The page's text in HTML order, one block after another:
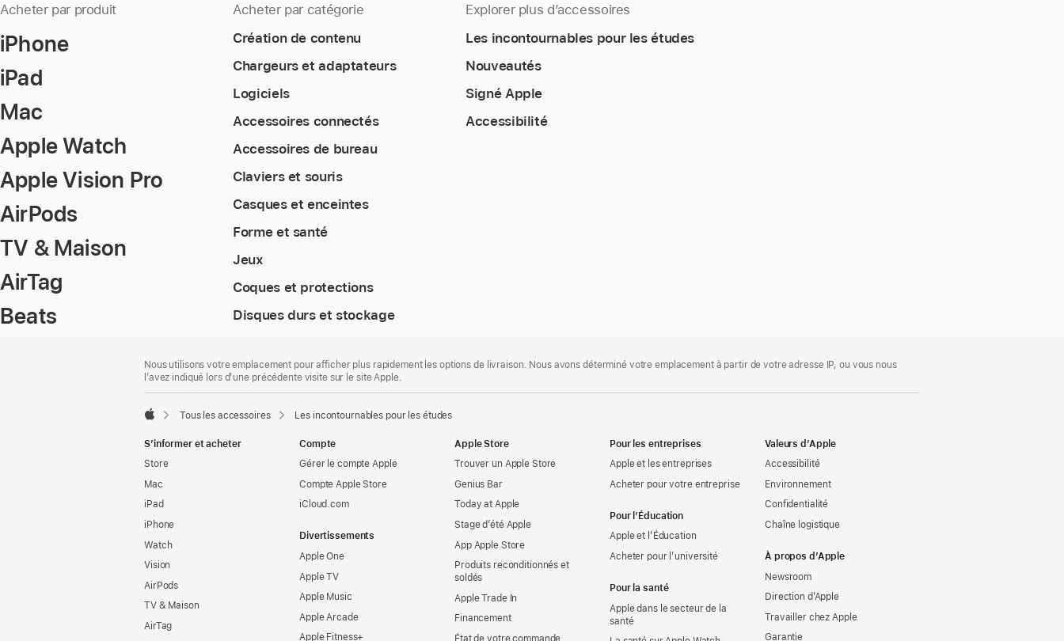
Acheter par produit
iPhone
iPad
Mac
Apple Watch
Apple Vision Pro
AirPods
TV & Maison
AirTag
Beats
Acheter par catégorie
Création de contenu
Chargeurs et adaptateurs
Logiciels
Accessoires connectés
Accessoires de bureau
Claviers et souris
Casques et enceintes
Forme et santé
Jeux
Coques et protections
Disques durs et stockage
Explorer plus d’accessoires
Les incontournables pour les études
Nouveautés
Signé Apple
Accessibilité
de
page
de
bas
page
Nous utilisons votre emplacement pour afficher plus rapidement les options de livraison. Nous avons déterminé votre emplacement à partir de votre adresse IP, ou vous nous
l’avez indiqué lors d’une précédente visite sur le site Apple.
Tous les accessoires Les incontournables pour les études
S’informer et acheter
Store
Mac
iPad
iPhone
Watch
Vision
AirPods
TV & Maison
AirTag
Compte
Gérer le compte Apple
Compte Apple Store
iCloud.com
Divertissements
Apple One
Apple TV
Apple Music
Apple Arcade
Apple Fitness+
Apple Store
Trouver un Apple Store
Genius Bar
Today at Apple
Stage d’été Apple
App Apple Store
Produits reconditionnés et
soldés
Apple Trade In
Financement
État de votre commande
Pour les entreprises
Apple et les entreprises
Acheter pour votre entreprise
Pour l’Éducation
Apple et l’Éducation
Acheter pour l’université
Pour la santé
Apple dans le secteur de la
santé
Valeurs d’Apple
Accessibilité
Environnement
Confidentialité
Chaîne logistique
À propos d’Apple
Newsroom
Direction d’Apple
Travailler chez Apple
Garantie